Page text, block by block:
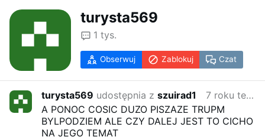
turysta569
1 tys.
Obserwuj Zablokuj Czat
turysta569 udostępnia zszuirad1
7 roku temu
A PONOC COSIC DUZO PISZAZE TRUPM
BYLPODZIEM ALE CZY DALEJ JEST TO CICHO
NA JEGO TEMAT